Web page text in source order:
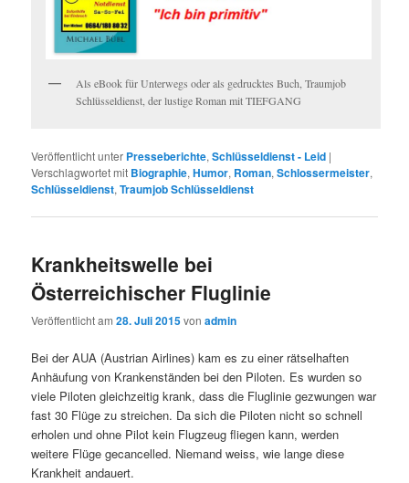
Als eBook für Unterwegs oder als gedrucktes Buch, Traumjob
Schlüsseldienst, der lustige Roman mit TIEFGANG
Veröffentlicht unter Presseberichte,Schlüsseldienst - Leid |
Verschlagwortet mit Biographie,Humor, Roman,Schlossermeister,
Schlüsseldienst,Traumjob Schlüsseldienst
Krankheitswelle bei
Österreichischer Fluglinie
Veröffentlicht am28. Juli 2015vonadmin
Bei der AUA (Austrian Airlines) kam es zu einer rätselhaften
Anhäufung von Krankenständen bei den Piloten. Es wurden so
viele Piloten gleichzeitig krank, dass die Fluglinie gezwungen war
fast 30 Flüge zu streichen. Da sich die Piloten nicht so schnell
erholen und ohne Pilot kein Flugzeug fliegen kann, werden
weitere Flüge gecancelled. Niemand weiss, wie lange diese
Krankheit andauert.